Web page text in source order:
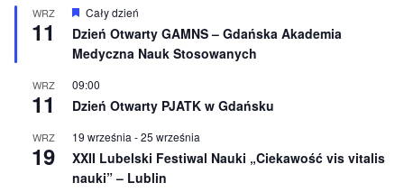
o
n
e
WRZ
11
W
y
r
ó
n
o
e
Cały dzień
Dzień Otwarty GAMNS – Gdańska Akademia
Medyczna Nauk Stosowanych
WRZ
11
09:00
Dzień Otwarty PJATK w Gdańsku
WRZ
19
19 września -25 września
XXII Lubelski Festiwal Nauki „Ciekawość vis vitalis
nauki” – Lublin